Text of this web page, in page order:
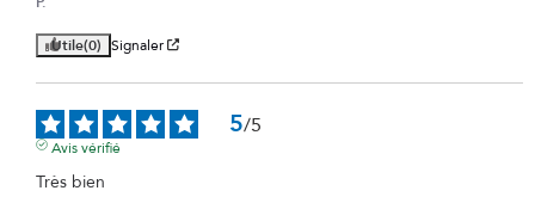
Utile(0) Signaler
5/5
Avis vérifié
Très bien